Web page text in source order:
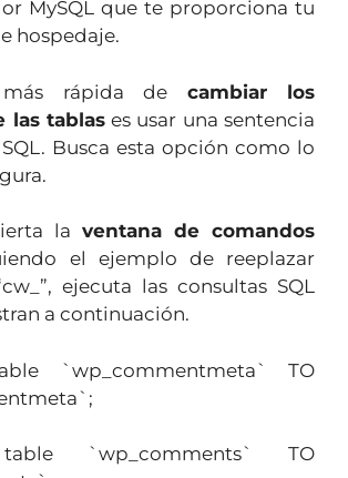
MySQL que te proporciona tu
hospedaje.
rápida de cambiar los
las tablases usar una sentencia
Busca esta opción como lo
la ventana de comandos
el ejemplo de reeplazar
ejecuta las consultas SQL
a continuación.
`wp_commentmeta` TO
table `wp_comments` TO